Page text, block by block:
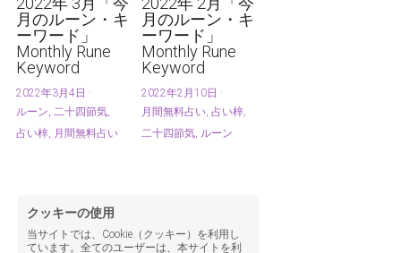
月のルーン・キ
ーワード」
Monthly Rune
Keyword
2022年3月4日 ·
ルーン, 二十四節気,
占い梓, 月間無料占い
月のルーン・キ
ーワード」
Monthly Rune
Keyword
2022年2月10日 ·
月間無料占い, 占い梓,
二十四節気, ルーン
クッキーの使用
当サイトでは、Cookie（クッキー）を利用し
ています。全てのユーザーは、本サイトを利